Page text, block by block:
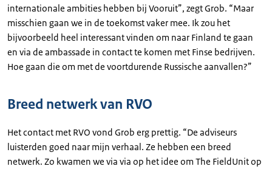
internationale ambities hebben bij Vooruit”, zegt Grob. “Maar
misschien gaan we in de toekomst vaker mee. Ik zou het
bijvoorbeeld heel interessant vinden om naar Finland te gaan
en via de ambassade in contact te komen met Finse bedrijven.
Hoe gaan die om met de voortdurende Russische aanvallen?”
Breed netwerk van RVO
Het contact met RVO vond Grob erg prettig. “De adviseurs
luisterden goed naar mijn verhaal. Ze hebben een breed
netwerk. Zo kwamen we via via op het idee om The FieldUnit op